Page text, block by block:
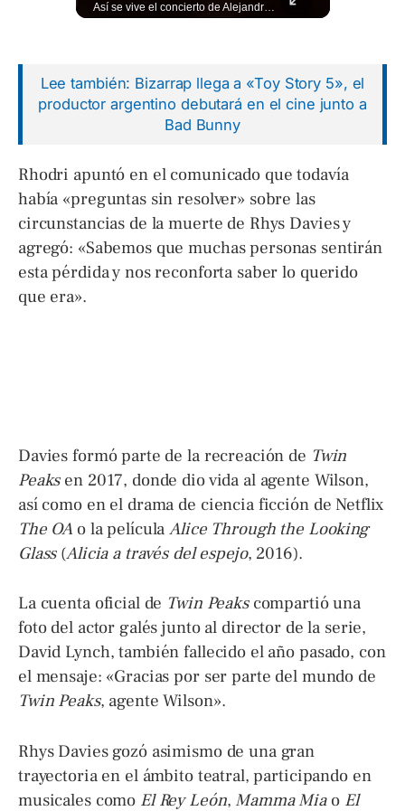
Así se vive el concierto de Alejandro Fernández en El Salvador. Una noche inolvidable a pesar de la lluvia. Canciones que llenaron de alegría y nostalgia a todo el público presente. 🤩👏 #Concierto #ElSalvador #AlejandroFernández
Lee también: Bizarrap llega a «Toy Story 5», el
productor argentino debutará en el cine junto a
Bad Bunny
Rhodri apuntó en el comunicado que todavía
había «preguntas sin resolver» sobre las
circunstancias de la muerte de Rhys Davies y
agregó: «Sabemos que muchas personas sentirán
esta pérdida y nos reconforta saber lo querido
que era».
Davies formó parte de la recreación de Twin
Peaksen 2017, donde dio vida al agente Wilson,
así como en el drama de ciencia ficción de Netflix
The OAo la películaAlice Through the Looking
Glass(Alicia a través del espejo, 2016).
La cuenta oficial de Twin Peakscompartió una
foto del actor galés junto al director de la serie,
David Lynch, también fallecido el año pasado, con
el mensaje: «Gracias por ser parte del mundo de
Twin Peaks, agente Wilson».
Rhys Davies gozó asimismo de una gran
trayectoria en el ámbito teatral, participando en
musicales como El Rey León, Mamma Miao El